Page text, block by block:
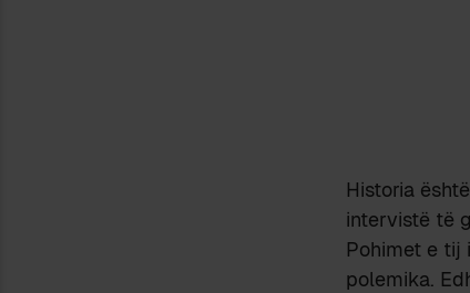
Historia
intervistë të
Pohimet e tij
polemika.